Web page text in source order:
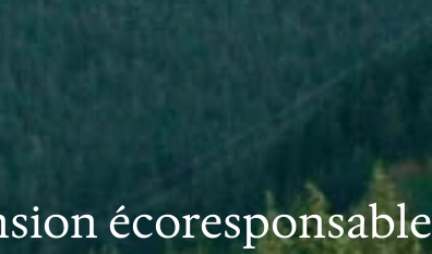
écoresponsable